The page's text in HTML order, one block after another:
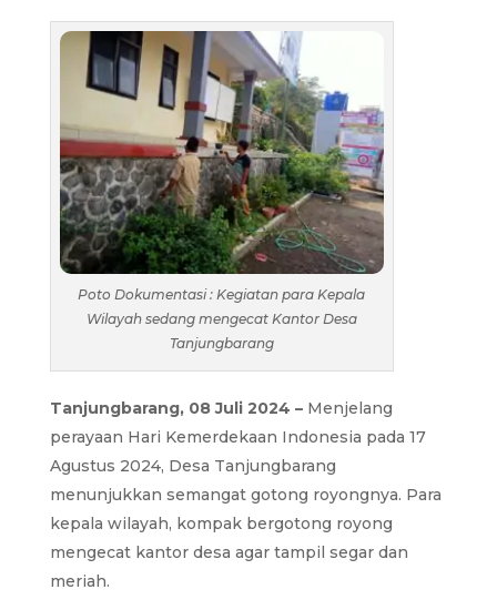
Poto Dokumentasi : Kegiatan para Kepala
Wilayah sedang mengecat Kantor Desa
Tanjungbarang
Tanjungbarang, 08 Juli 2024 –Menjelang
perayaan Hari Kemerdekaan Indonesia pada 17
Agustus 2024, Desa Tanjungbarang
menunjukkan semangat gotong royongnya. Para
kepala wilayah, kompak bergotong royong
mengecat kantor desa agar tampil segar dan
meriah.